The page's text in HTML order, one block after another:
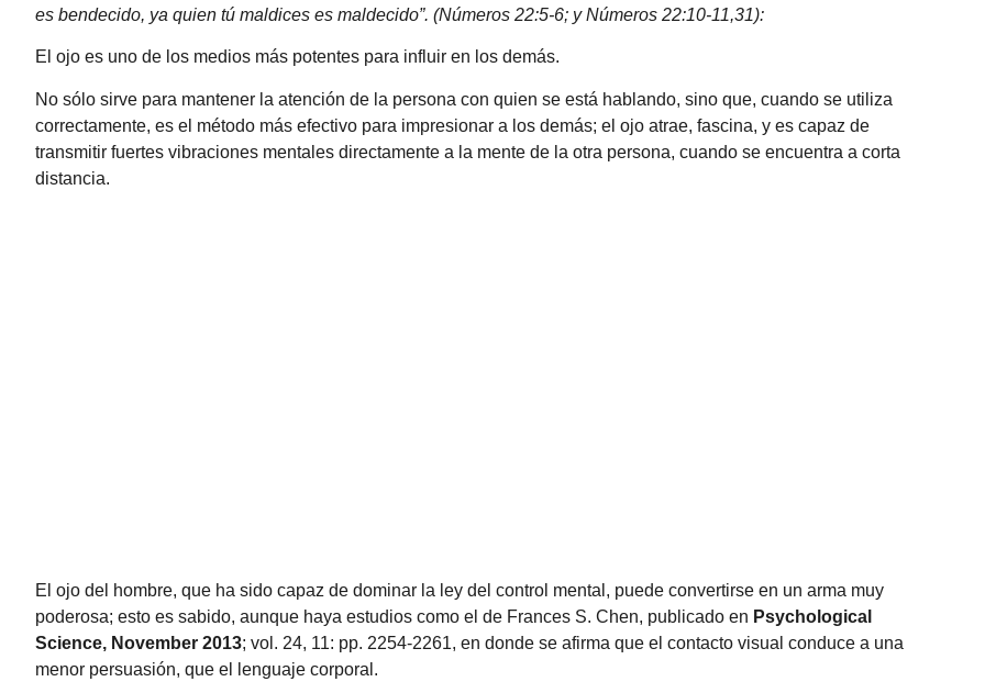
es bendecido, ya quien tú maldices es maldecido”. (Números 22:5-6; y Números 22:10-11,31):
El ojo es uno de los medios más potentes para influir en los demás.
No sólo sirve para mantener la atención de la persona con quien se está hablando, sino que, cuando se utiliza
correctamente, es el método más efectivo para impresionar a los demás; el ojo atrae, fascina, y es capaz de
transmitir fuertes vibraciones mentales directamente a la mente de la otra persona, cuando se encuentra a corta
distancia.
El ojo del hombre, que ha sido capaz de dominar la ley del control mental, puede convertirse en un arma muy
poderosa; esto es sabido, aunque haya estudios como el de Frances S. Chen, publicado en Psychological
Science, November 2013; vol. 24, 11: pp. 2254-2261, en donde se afirma que el contacto visual conduce a una
menor persuasión, que el lenguaje corporal.